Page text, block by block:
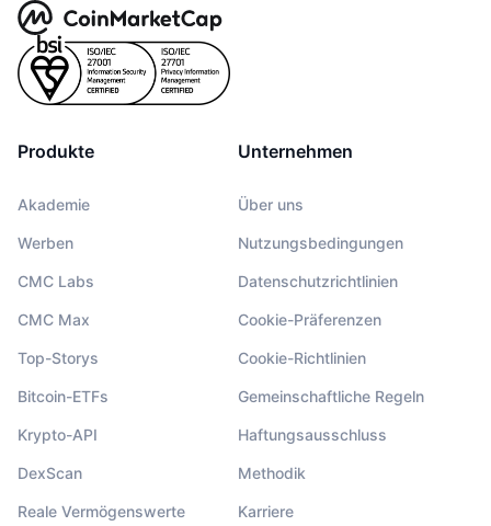
Produkte
Akademie
Werben
CMC Labs
CMC Max
Top-Storys
Bitcoin-ETFs
Krypto-API
DexScan
Reale Vermögenswerte
Unternehmen
Über uns
Nutzungsbedingungen
Datenschutzrichtlinien
Cookie-Präferenzen
Cookie-Richtlinien
Gemeinschaftliche Regeln
Haftungsausschluss
Methodik
Karriere